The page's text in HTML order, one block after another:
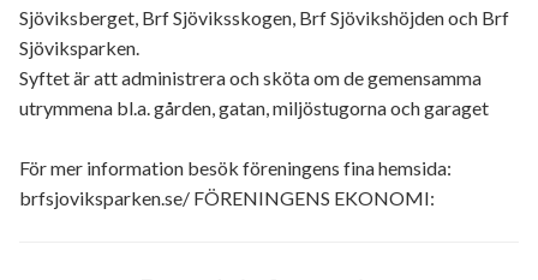
Sjöviksberget, Brf Sjöviksskogen, Brf Sjövikshöjden och Brf
Sjöviksparken.
Syftet är att administrera och sköta om de gemensamma
utrymmena bl.a. gården, gatan, miljöstugorna och garaget
För mer information besök föreningens fina hemsida:
brfsjoviksparken.se/ FÖRENINGENS EKONOMI: